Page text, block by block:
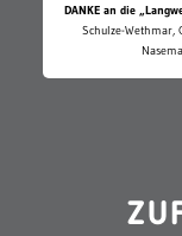
DANKE an die
Schulze-Wethmar,